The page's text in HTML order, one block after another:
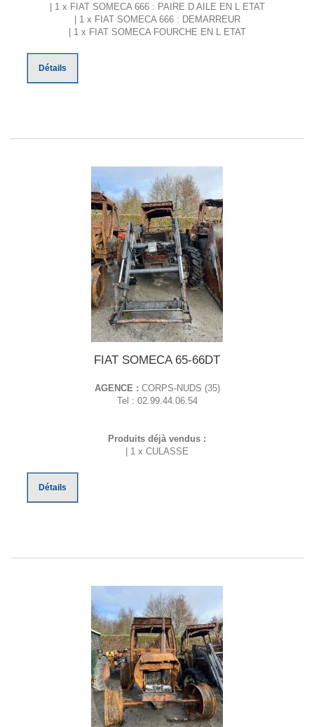
| 1 x FIAT SOMECA 666 : PAIRE D AILE EN L ETAT
| 1 x FIAT SOMECA 666 : DEMARREUR
| 1 x FIAT SOMECA FOURCHE EN L ETAT
Détails
FIAT SOMECA 65-66DT
AGENCE : CORPS-NUDS (35)
Tel : 02.99.44.06.54
Produits déjà vendus :
| 1 x CULASSE
Détails